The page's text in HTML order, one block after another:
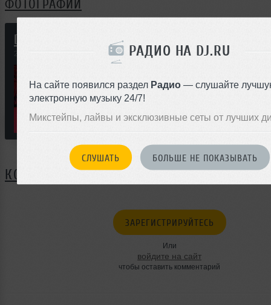
РАДИО НА DJ.RU
На сайте появился раздел Радио — слушайте
электронную музыку 24/7!
Микстейпы, лайвы и эксклюзивные сеты от лучших
СЛУШАТЬ БОЛЬШЕ НЕ ПОКАЗЫВАТЬ
ФОТОГРАФИИ
Dj Adam Wake
29 сентября 2021
КОММЕНТАРИИ
ЗАРЕГИСТРИРУЙТЕСЬ
Или
войдите на сайт
чтобы оставить комментарий